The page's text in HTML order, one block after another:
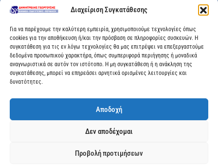
Διαχείριση Συγκατάθεσης
Για να παρέχουμε την καλύτερη εμπειρία, χρησιμοποιούμε τεχνολογίες όπως
cookies για την αποθήκευση ή/και την πρόσβαση σε πληροφορίες συσκευών. Η
συγκατάθεση για τις εν λόγω τεχνολογίες θα μας επιτρέψει να επεξεργαστούμε
δεδομένα προσωπικού χαρακτήρα, όπως συμπεριφορά περιήγησης ή μοναδικά
αναγνωριστικά σε αυτόν τον ιστότοπο. Η μη συγκατάθεση ή η ανάκληση της
συγκατάθεσης, μπορεί να επηρεάσει αρνητικά ορισμένες λειτουργίες και
δυνατότητες.
Αποδοχή
Δεν αποδέχομαι
Προβολή προτιμήσεων
Το καλάθι μου
Check out
Διεύθυνση
Μεγάλης Χώρας 89, Αγρίνιο, Τ.Κ: 30100
info@dimitrelis-georgousis.gr